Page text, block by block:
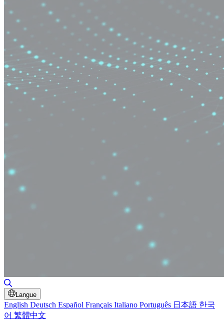
Langue
English Deutsch Español Français Italiano Português 日本語 한국
어 繁體中文